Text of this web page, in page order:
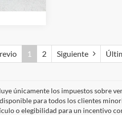
1 2 Siguiente
únicamente los impuestos sobre
para todos los clientes
o elegibilidad para un incentivo